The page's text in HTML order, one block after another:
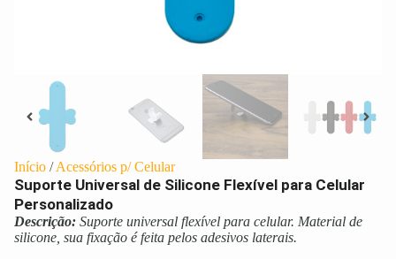
Início /Acessórios p/ Celular
Suporte Universal de Silicone Flexível para Celular
Personalizado
Descrição: Suporte universal flexível para celular. Material de
silicone, sua fixação é feita pelos adesivos laterais.